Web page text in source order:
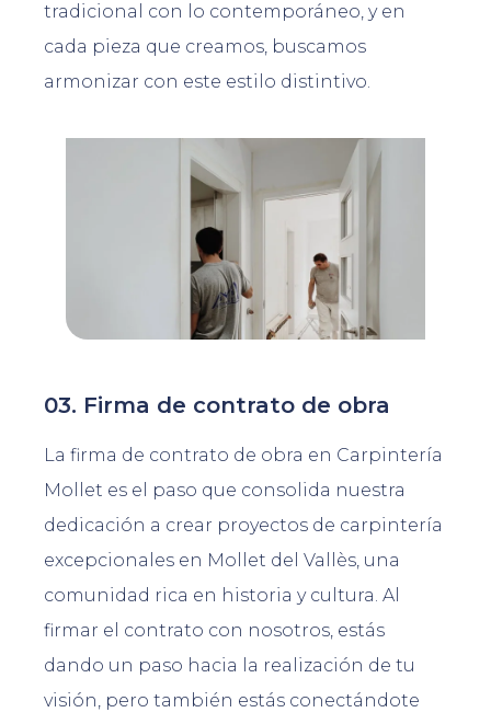
tradicional con lo contemporáneo, y en
cada pieza que creamos, buscamos
armonizar con este estilo distintivo.
03. Firma de contrato de obra
La firma de contrato de obra en Carpintería
Mollet es el paso que consolida nuestra
dedicación a crear proyectos de carpintería
excepcionales en Mollet del Vallès, una
comunidad rica en historia y cultura. Al
firmar el contrato con nosotros, estás
dando un paso hacia la realización de tu
visión, pero también estás conectándote